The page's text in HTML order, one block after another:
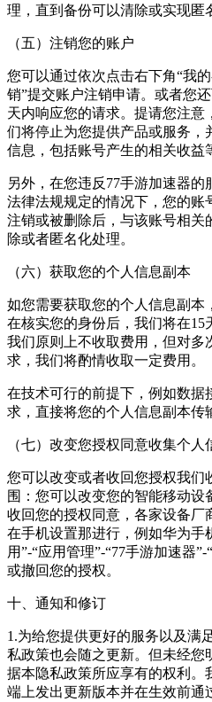
理，直到备份可以清除或实现匿
（五）注销您的账户
您可以通过依次点击右下角“我
销”提交账户注销申请。或者您
天内响应您的请求。提请您注
们将停止为您提供产品或服务，
信息，包括账号产生的相关收益
另外，在您违反77手游加速器
法律法规规定的情况下，您的账
注销或被删除后，与该账号相关
除或者匿名化处理。
（六）获取您的个人信息副本
如您需要获取您的个人信息副本
在核实您的身份后，我们将在15
我们原则上不收取费用，但对多
求，我们将酌情收取一定费用。
在技术可行的前提下，例如数据
求，直接将您的个人信息副本传
（七）改变您授权同意收集个
您可以改变或者收回您授权我们
围：您可以改变您的智能移动
收回您的授权同意，各家设备厂
在手机设置那进行，例如华为手
用”-“应用管理”-“77手游加速器
或撤回您的授权。
十、通知和修订
1.为给您提供更好的服务以及满
私政策也会随之更新。但未经您
据本隐私政策所应享有的权利。
端上发出更新版本并在生效前通